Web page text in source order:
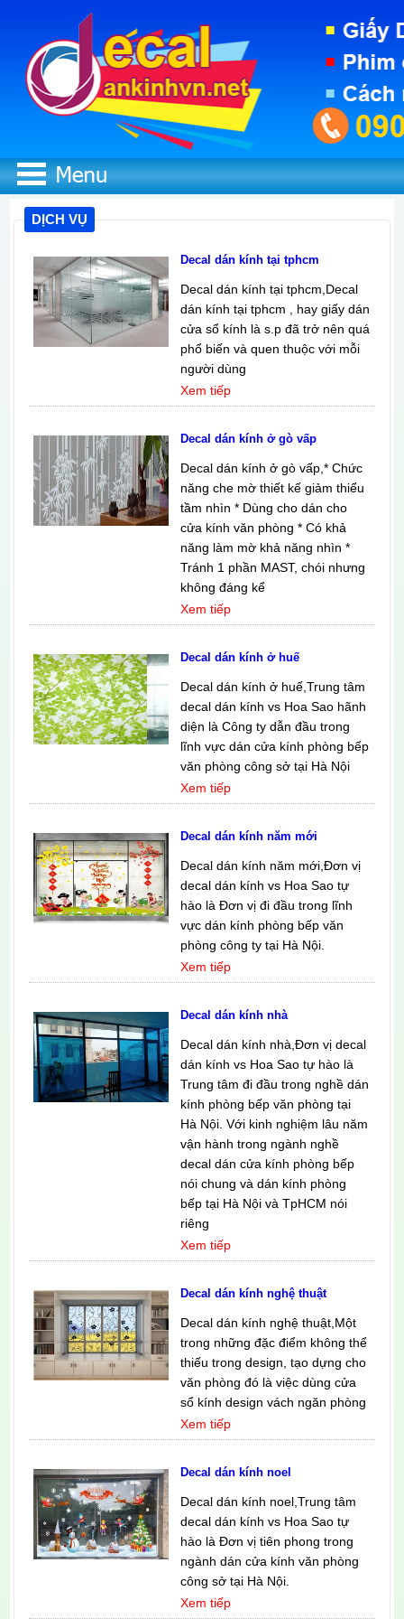
DỊCH VỤ
Decal dán kính tại tphcm
Decal dán kính tại tphcm,Decal
dán kính tại tphcm , hay giấy dán
cửa sổ kính là s.p đã trở nên quá
phổ biến và quen thuộc với mỗi
người dùng
Xem tiếp
Decal dán kính ở gò vấp
Decal dán kính ở gò vấp,* Chức
năng che mờ thiết kế giảm thiểu
tầm nhìn * Dùng cho dán cho
cửa kính văn phòng * Có khả
năng làm mờ khả năng nhìn *
Tránh 1 phần MAST, chói nhưng
không đáng kể
Xem tiếp
Decal dán kính ở huế
Decal dán kính ở huế,Trung tâm
decal dán kính vs Hoa Sao hãnh
diện là Công ty dẫn đầu trong
lĩnh vực dán cửa kính phòng bếp
văn phòng công sở tại Hà Nội
Xem tiếp
Decal dán kính năm mới
Decal dán kính năm mới,Đơn vị
decal dán kính vs Hoa Sao tự
hào là Đơn vị đi đầu trong lĩnh
vực dán kính phòng bếp văn
phòng công ty tại Hà Nội.
Xem tiếp
Decal dán kính nhà
Decal dán kính nhà,Đơn vị decal
dán kính vs Hoa Sao tự hào là
Trung tâm đi đầu trong nghề dán
kính phòng bếp văn phòng tại
Hà Nội. Với kinh nghiệm lâu năm
vận hành trong ngành nghề
decal dán cửa kính phòng bếp
nói chung và dán kính phòng
bếp tại Hà Nội và TpHCM nói
riêng
Xem tiếp
Decal dán kính nghệ thuật
Decal dán kính nghệ thuật,Một
trong những đặc điểm không thể
thiếu trong design, tạo dựng cho
văn phòng đó là việc dùng cửa
sổ kính design vách ngăn phòng
Xem tiếp
Decal dán kính noel
Decal dán kính noel,Trung tâm
decal dán kính vs Hoa Sao tự
hào là Đơn vị tiên phong trong
ngành dán cửa kính văn phòng
công sở tại Hà Nội.
Xem tiếp